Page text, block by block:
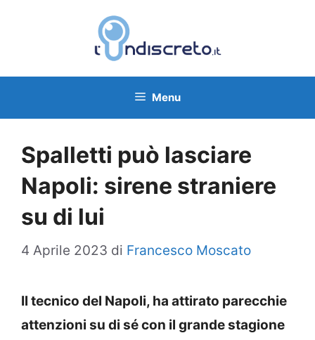
Menu
Spalletti può lasciare
Napoli: sirene straniere
su di lui
4 Aprile 2023 di Francesco Moscato
Il tecnico del Napoli, ha attirato parecchie
attenzioni su di sé con il grande stagione